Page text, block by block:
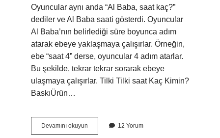
Oyuncular aynı anda “Al Baba, saat kaç?”
dediler ve Al Baba saati gösterdi. Oyuncular
Al Baba’nın belirlediği süre boyunca adım
atarak ebeye yaklaşmaya çalışırlar. Örneğin,
ebe “saat 4” derse, oyuncular 4 adım atarlar.
Bu şekilde, tekrar tekrar sorarak ebeye
ulaşmaya çalışırlar. Tilki Tilki saat Kaç Kimin?
BaskıÜrün…
Devamını okuyun
Kaç
12 Yorum